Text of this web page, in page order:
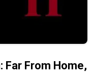
Far From Home,